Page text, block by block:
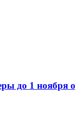
до 1 ноября